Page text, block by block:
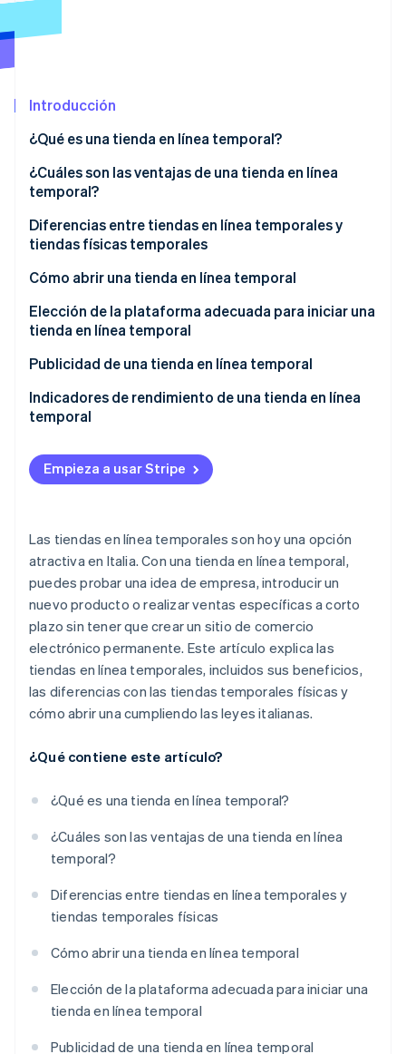
Descubre cómo Stripe construye la infraestructura
Introducción
¿Qué es una tienda en línea temporal?
¿Cuáles son las ventajas de una tienda en línea
temporal?
Diferencias entre tiendas en línea temporales y
tiendas físicas temporales
Cómo abrir una tienda en línea temporal
Normativa para tiendas en línea temporales en Italia
¿Cómo se abre una tienda en línea temporal sin un
número de IVA?
¿Cuándo es obligatorio obtener un número de IVA?
Elección de la plataforma adecuada para iniciar una
tienda en línea temporal
Publicidad de una tienda en línea temporal
Indicadores de rendimiento de una tienda en línea
temporal
Empieza a usar Stripe
Las tiendas en línea temporales son hoy una opción
atractiva en Italia. Con una tienda en línea temporal,
puedes probar una idea de empresa, introducir un
nuevo producto o realizar ventas específicas a corto
plazo sin tener que crear un sitio de comercio
electrónico permanente. Este artículo explica las
tiendas en línea temporales, incluidos sus beneficios,
las diferencias con las tiendas temporales físicas y
cómo abrir una cumpliendo las leyes italianas.
¿Qué contiene este artículo?
¿Qué es una tienda en línea temporal?
¿Cuáles son las ventajas de una tienda en línea
temporal?
Diferencias entre tiendas en línea temporales y
tiendas temporales físicas
Cómo abrir una tienda en línea temporal
Elección de la plataforma adecuada para iniciar una
tienda en línea temporal
Publicidad de una tienda en línea temporal